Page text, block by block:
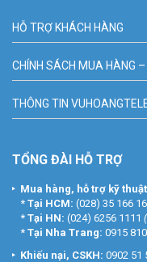
HỖ TRỢ KHÁCH HÀNG
CHÍNH SÁCH MUA HÀNG
THÔNG TIN
TỔNG ĐÀI HỖ TRỢ
Mua hàng, hỗ trợ kỹ
* Tại HCM: (028) 35 166
* Tại HN: (024) 6256 1111
* Tại Nha Trang: 0915
Khiếu nại, CSKH: 0902 51